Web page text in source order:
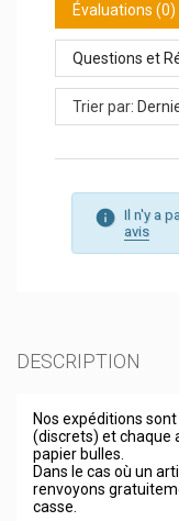
Évaluations (0)
Questions et
Trier par:
Il n'y a
avis
DESCRIPTION
Nos expéditions
(discrets) et chaque
papier bulles.
Dans le cas où un
renvoyons
casse.